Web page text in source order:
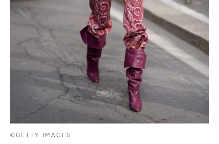
©GETTY IMAGES